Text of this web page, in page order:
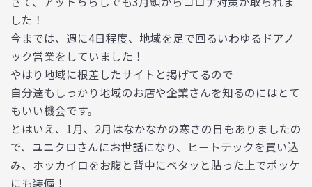
した！
今までは、週に4日程度、地域を足で回るいわゆるドアノ
ック営業をしていました！
やはり地域に根差したサイトと掲げてるので
自分達もしっかり地域のお店や企業さんを知るのにはとて
もいい機会です。
とはいえ、1月、2月はなかなかの寒さの日もありましたの
で、ユニクロさんにお世話になり、ヒートテックを買い込
み、ホッカイロをお腹と背中にベタッと貼った上でポッケ
にも装備！